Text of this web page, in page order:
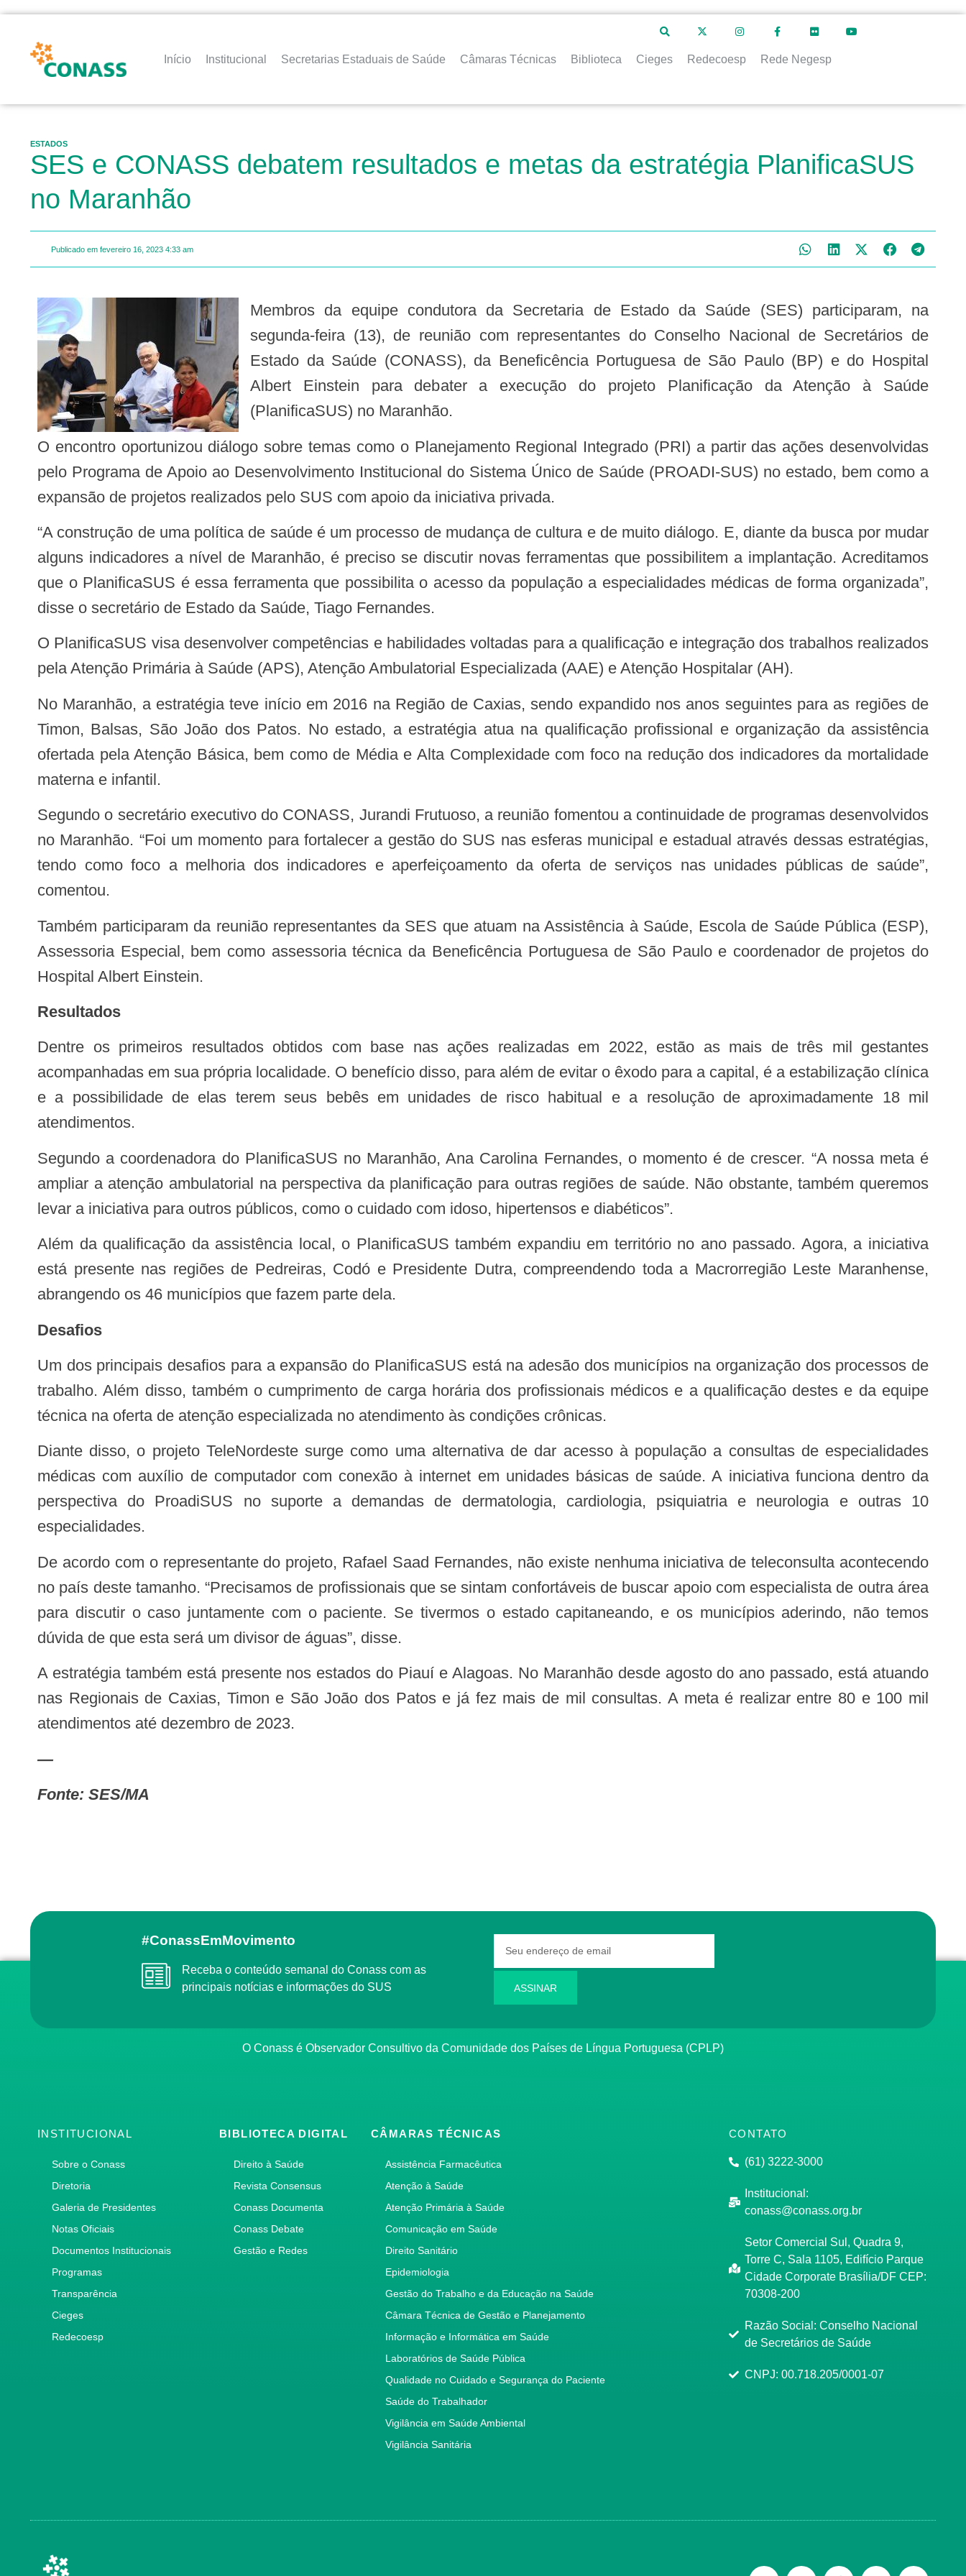
Início Institucional Secretarias Estaduais de Saúde Câmaras Técnicas Biblioteca Cieges Redecoesp Rede Negesp
ESTADOS
SES e CONASS debatem resultados e metas da estratégia PlanificaSUS
no Maranhão
Publicado em fevereiro 16, 2023 4:33 am
Membros da equipe condutora da Secretaria de Estado da Saúde (SES) participaram, na
segunda-feira (13), de reunião com representantes do Conselho Nacional de Secretários de
Estado da Saúde (CONASS), da Beneficência Portuguesa de São Paulo (BP) e do Hospital
Albert Einstein para debater a execução do projeto Planificação da Atenção à Saúde
(PlanificaSUS) no Maranhão.
O encontro oportunizou diálogo sobre temas como o Planejamento Regional Integrado (PRI) a partir das ações desenvolvidas
pelo Programa de Apoio ao Desenvolvimento Institucional do Sistema Único de Saúde (PROADI-SUS) no estado, bem como a
expansão de projetos realizados pelo SUS com apoio da iniciativa privada.
“A construção de uma política de saúde é um processo de mudança de cultura e de muito diálogo. E, diante da busca por mudar
alguns indicadores a nível de Maranhão, é preciso se discutir novas ferramentas que possibilitem a implantação. Acreditamos
que o PlanificaSUS é essa ferramenta que possibilita o acesso da população a especialidades médicas de forma organizada”,
disse o secretário de Estado da Saúde, Tiago Fernandes.
O PlanificaSUS visa desenvolver competências e habilidades voltadas para a qualificação e integração dos trabalhos realizados
pela Atenção Primária à Saúde (APS), Atenção Ambulatorial Especializada (AAE) e Atenção Hospitalar (AH).
No Maranhão, a estratégia teve início em 2016 na Região de Caxias, sendo expandido nos anos seguintes para as regiões de
Timon, Balsas, São João dos Patos. No estado, a estratégia atua na qualificação profissional e organização da assistência
ofertada pela Atenção Básica, bem como de Média e Alta Complexidade com foco na redução dos indicadores da mortalidade
materna e infantil.
Segundo o secretário executivo do CONASS, Jurandi Frutuoso, a reunião fomentou a continuidade de programas desenvolvidos
no Maranhão. “Foi um momento para fortalecer a gestão do SUS nas esferas municipal e estadual através dessas estratégias,
tendo como foco a melhoria dos indicadores e aperfeiçoamento da oferta de serviços nas unidades públicas de saúde”,
comentou.
Também participaram da reunião representantes da SES que atuam na Assistência à Saúde, Escola de Saúde Pública (ESP),
Assessoria Especial, bem como assessoria técnica da Beneficência Portuguesa de São Paulo e coordenador de projetos do
Hospital Albert Einstein.
Resultados
Dentre os primeiros resultados obtidos com base nas ações realizadas em 2022, estão as mais de três mil gestantes
acompanhadas em sua própria localidade. O benefício disso, para além de evitar o êxodo para a capital, é a estabilização clínica
e a possibilidade de elas terem seus bebês em unidades de risco habitual e a resolução de aproximadamente 18 mil
atendimentos.
Segundo a coordenadora do PlanificaSUS no Maranhão, Ana Carolina Fernandes, o momento é de crescer. “A nossa meta é
ampliar a atenção ambulatorial na perspectiva da planificação para outras regiões de saúde. Não obstante, também queremos
levar a iniciativa para outros públicos, como o cuidado com idoso, hipertensos e diabéticos”.
Além da qualificação da assistência local, o PlanificaSUS também expandiu em território no ano passado. Agora, a iniciativa
está presente nas regiões de Pedreiras, Codó e Presidente Dutra, compreendendo toda a Macrorregião Leste Maranhense,
abrangendo os 46 municípios que fazem parte dela.
Desafios
Um dos principais desafios para a expansão do PlanificaSUS está na adesão dos municípios na organização dos processos de
trabalho. Além disso, também o cumprimento de carga horária dos profissionais médicos e a qualificação destes e da equipe
técnica na oferta de atenção especializada no atendimento às condições crônicas.
Diante disso, o projeto TeleNordeste surge como uma alternativa de dar acesso à população a consultas de especialidades
médicas com auxílio de computador com conexão à internet em unidades básicas de saúde. A iniciativa funciona dentro da
perspectiva do ProadiSUS no suporte a demandas de dermatologia, cardiologia, psiquiatria e neurologia e outras 10
especialidades.
De acordo com o representante do projeto, Rafael Saad Fernandes, não existe nenhuma iniciativa de teleconsulta acontecendo
no país deste tamanho. “Precisamos de profissionais que se sintam confortáveis de buscar apoio com especialista de outra área
para discutir o caso juntamente com o paciente. Se tivermos o estado capitaneando, e os municípios aderindo, não temos
dúvida de que esta será um divisor de águas”, disse.
A estratégia também está presente nos estados do Piauí e Alagoas. No Maranhão desde agosto do ano passado, está atuando
nas Regionais de Caxias, Timon e São João dos Patos e já fez mais de mil consultas. A meta é realizar entre 80 e 100 mil
atendimentos até dezembro de 2023.
—
Fonte: SES/MA
#ConassEmMovimento
Receba o conteúdo semanal do Conass com as
principais notícias e informações do SUS
ASSINAR
O Conass é Observador Consultivo da Comunidade dos Países de Língua Portuguesa (CPLP)
INSTITUCIONAL
Sobre o Conass
Diretoria
Galeria de Presidentes
Notas Oficiais
Documentos Institucionais
Programas
Transparência
Cieges
Redecoesp
BIBLIOTECA DIGITAL
Direito à Saúde
Revista Consensus
Conass Documenta
Conass Debate
Gestão e Redes
CÂMARAS TÉCNICAS
Assistência Farmacêutica
Atenção à Saúde
Atenção Primária à Saúde
Comunicação em Saúde
Direito Sanitário
Epidemiologia
Gestão do Trabalho e da Educação na Saúde
Câmara Técnica de Gestão e Planejamento
Informação e Informática em Saúde
Laboratórios de Saúde Pública
Qualidade no Cuidado e Segurança do Paciente
Saúde do Trabalhador
Vigilância em Saúde Ambiental
Vigilância Sanitária
CONTATO
(61) 3222-3000
Institucional:
conass@conass.org.br
Setor Comercial Sul, Quadra 9,
Torre C, Sala 1105, Edifício Parque
Cidade Corporate Brasília/DF CEP:
70308-200
Razão Social: Conselho Nacional
de Secretários de Saúde
CNPJ: 00.718.205/0001-07